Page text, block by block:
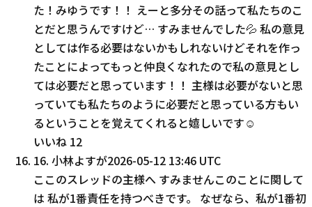
た！みゆうです！！ えーと多分その話って私たちのこ
とだと思うんですけど… すみませんでした💦 私の意見
としては作る必要はないかもしれないけどそれを作っ
たことによってもっと仲良くなれたので私の意見とし
ては必要だと思っています！！ 主様は必要がないと思
っていても私たちのように必要だと思っている方もい
るということを覚えてくれると嬉しいです☺️
いいね 12
16. 小林よすが2026-05-12 13:46 UTC
ここのスレッドの主様へ すみませんこのことに関して
は 私が1番責任を持つべきです。 なぜなら、私が1番初